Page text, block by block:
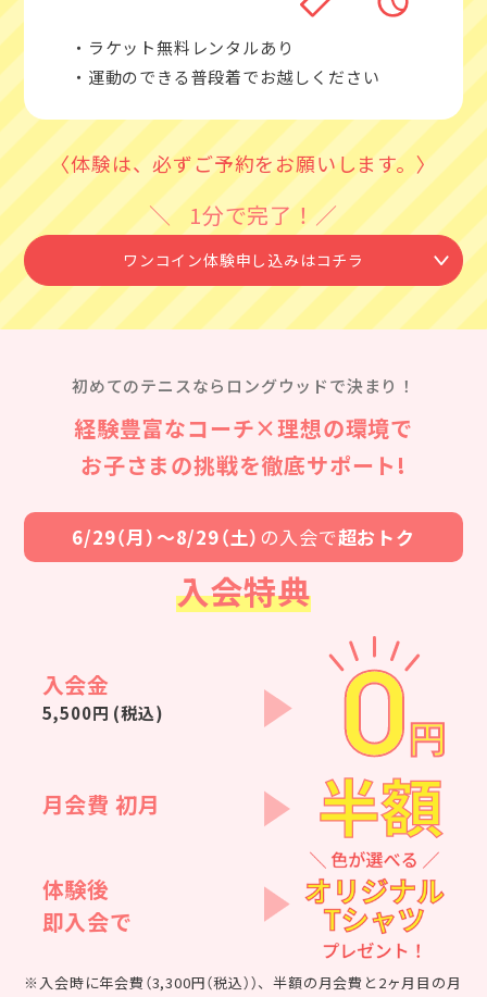
・ラケット無料レンタルあり
・運動のできる普段着でお越しください
〈体験は、必ずご予約をお願いします。〉
1分で完了！
ワンコイン体験申し込みはコチラ
初めてのテニスならロングウッドで決まり！
経験豊富なコーチ×理想の環境で
お子さまの挑戦を徹底サポート!
6/29（月）〜8/29（土） の入会で超おトク
入会特典
入会金
5,500円 (税込)
月会費 初月
体験後
即入会で
※入会時に年会費（3,300円（税込））、半額の月会費と2ヶ月目の月